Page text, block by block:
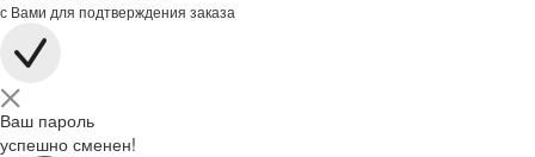
с Вами для подтверждения заказа
Ваш пароль
успешно сменен!